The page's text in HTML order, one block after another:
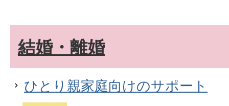
結婚・離婚
ひとり親家庭向けのサポート